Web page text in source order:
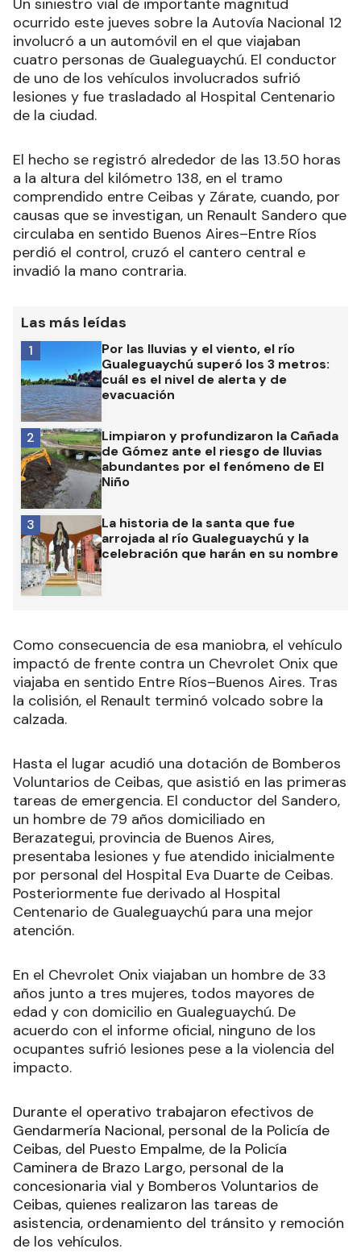
Un siniestro vial de importante magnitud
ocurrido este jueves sobre la Autovía Nacional 12
involucró a un automóvil en el que viajaban
cuatro personas de Gualeguaychú. El conductor
de uno de los vehículos involucrados sufrió
lesiones y fue trasladado al Hospital Centenario
de la ciudad.
El hecho se registró alrededor de las 13.50 horas
a la altura del kilómetro 138, en el tramo
comprendido entre Ceibas y Zárate, cuando, por
causas que se investigan, un Renault Sandero que
circulaba en sentido Buenos Aires–Entre Ríos
perdió el control, cruzó el cantero central e
invadió la mano contraria.
Las más leídas
Por las lluvias y el viento, el río
Gualeguaychú superó los 3 metros:
cuál es el nivel de alerta y de
evacuación
1
Limpiaron y profundizaron la Cañada
de Gómez ante el riesgo de lluvias
abundantes por el fenómeno de El
Niño
2
La historia de la santa que fue
arrojada al río Gualeguaychú y la
celebración que harán en su nombre
3
Como consecuencia de esa maniobra, el vehículo
impactó de frente contra un Chevrolet Onix que
viajaba en sentido Entre Ríos–Buenos Aires. Tras
la colisión, el Renault terminó volcado sobre la
calzada.
Hasta el lugar acudió una dotación de Bomberos
Voluntarios de Ceibas, que asistió en las primeras
tareas de emergencia. El conductor del Sandero,
un hombre de 79 años domiciliado en
Berazategui, provincia de Buenos Aires,
presentaba lesiones y fue atendido inicialmente
por personal del Hospital Eva Duarte de Ceibas.
Posteriormente fue derivado al Hospital
Centenario de Gualeguaychú para una mejor
atención.
En el Chevrolet Onix viajaban un hombre de 33
años junto a tres mujeres, todos mayores de
edad y con domicilio en Gualeguaychú. De
acuerdo con el informe oficial, ninguno de los
ocupantes sufrió lesiones pese a la violencia del
impacto.
Durante el operativo trabajaron efectivos de
Gendarmería Nacional, personal de la Policía de
Ceibas, del Puesto Empalme, de la Policía
Caminera de Brazo Largo, personal de la
concesionaria vial y Bomberos Voluntarios de
Ceibas, quienes realizaron las tareas de
asistencia, ordenamiento del tránsito y remoción
de los vehículos.